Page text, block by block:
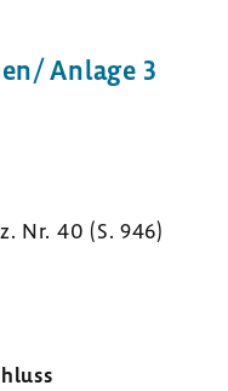
Anlage 3
Nr. 40 (S. 946)